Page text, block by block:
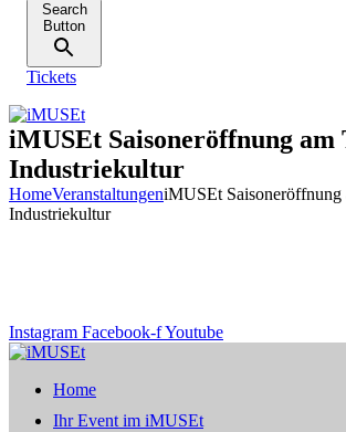
Search
Button
Tickets
iMUSEt Saisoneröffnung am
Industriekultur
HomeVeranstaltungeniMUSEt Saisoneröffnung
Industriekultur
Instagram Facebook-fYoutube
Home
Ihr Event im iMUSEt